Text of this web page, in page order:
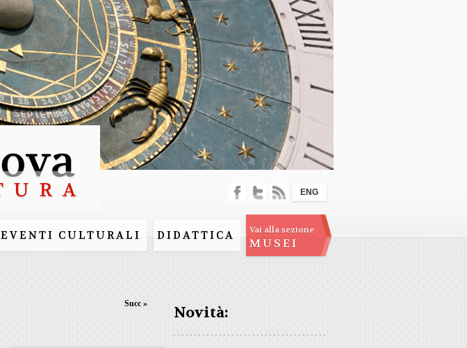
EVENTI CULTURALI DIDATTICA Vai alla sezione
MUSEI
ENG
Succ »
Novità: